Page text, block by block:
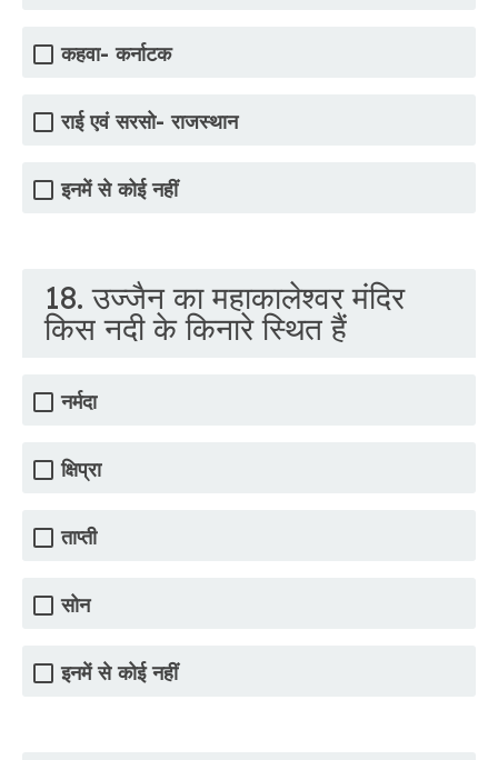
कहवा- कर्नाटक
राई एवं सरसो- राजस्थान
इनमें से कोई नहीं
18. उज्जैन का महाकालेश्वर मंदिर
किस नदी के किनारे स्थित हैं
नर्मदा
क्षिप्रा
ताप्ती
सोन
इनमें से कोई नहीं